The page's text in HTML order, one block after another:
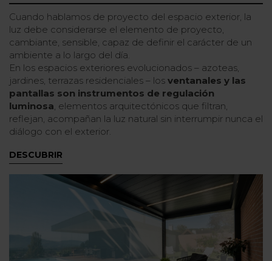
Cuando hablamos de proyecto del espacio exterior, la
luz debe considerarse el elemento de proyecto,
cambiante, sensible, capaz de definir el carácter de un
ambiente a lo largo del día.
En los espacios exteriores evolucionados – azoteas,
jardines, terrazas residenciales – los ventanales y las
pantallas son instrumentos de regulación
luminosa, elementos arquitectónicos que filtran,
reflejan, acompañan la luz natural sin interrumpir nunca el
diálogo con el exterior.
DESCUBRIR